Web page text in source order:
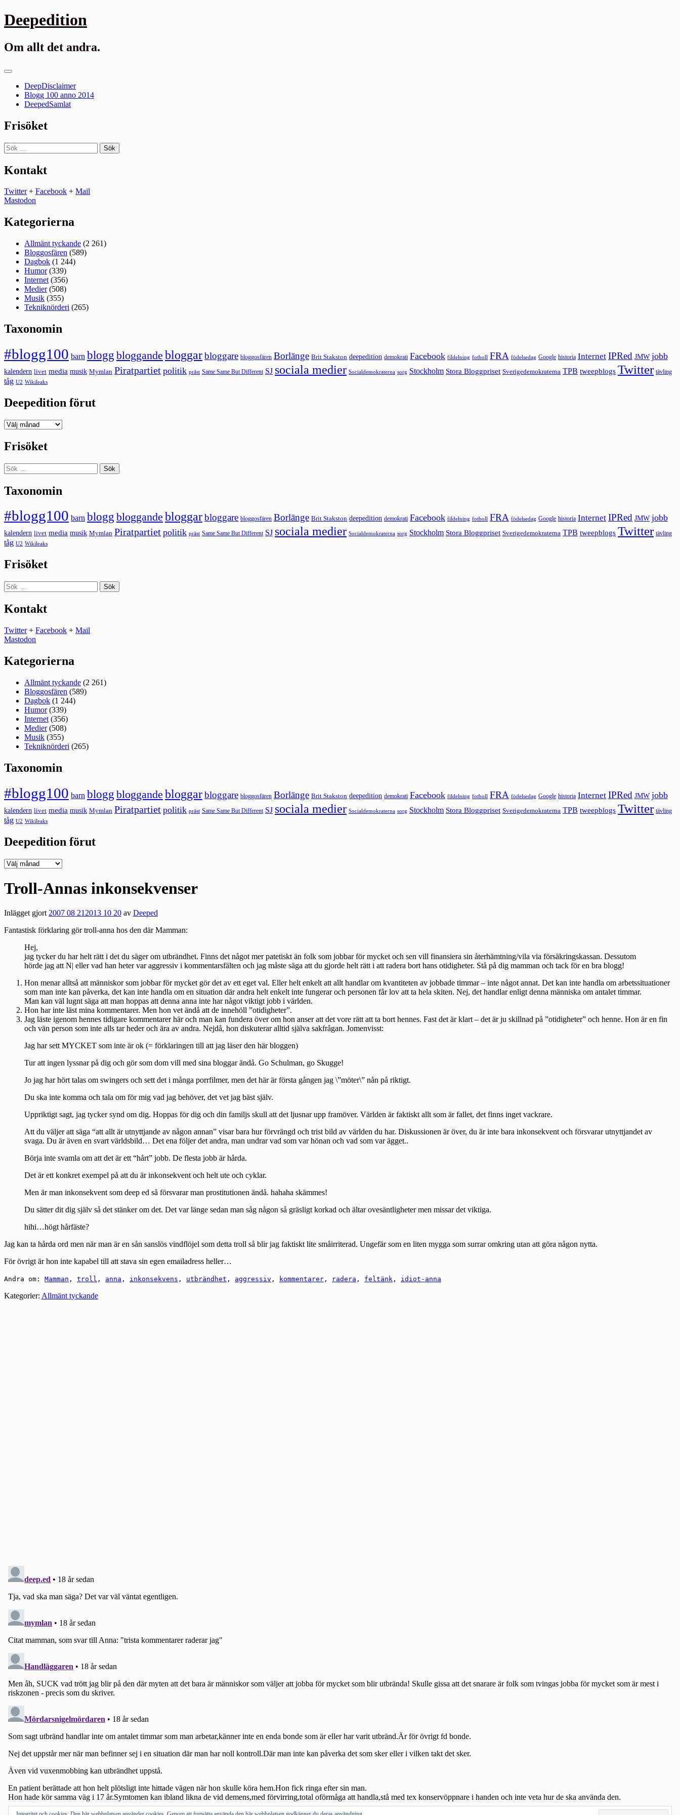
Gå
till
Deepedition
Om allt det andra.
Primär
DeepDisclaimer
Blogg 100 anno 2014
DeepedSamlat
Frisöket
Sök
efter:
Kontakt
Twitter+ Facebook + Mail
Mastodon
Kategorierna
Allmänt tyckande (2 261)
Bloggosfären (589)
Dagbok (1 244)
Humor(339)
Internet (356)
Medier(508)
Musik (355)
Tekniknörderi (265)
Taxonomin
#blogg100 barn blogg bloggande bloggarbloggare bloggosfären Borlänge Brit Stakston deepedition demokrati Facebook fildelning fotboll FRA födelsedag Google historia Internet IPRed JMW jobb
kalendern livet media musik Mymlan Piratpartiet politik präst Same Same But Different SJ sociala medier Socialdemokraterna sorg Stockholm Stora Bloggpriset Sverigedemokraterna TPB tweepblogs Twitter tävling
tåg U2 Wikileaks
Deepedition förut
Deepedition
Frisöket
Sök
efter:
Taxonomin
#blogg100 barn blogg bloggande bloggarbloggare bloggosfären Borlänge Brit Stakston deepedition demokrati Facebook fildelning fotboll FRA födelsedag Google historia Internet IPRed JMW jobb
kalendern livet media musik Mymlan Piratpartiet politik präst Same Same But Different SJ sociala medier Socialdemokraterna sorg Stockholm Stora Bloggpriset Sverigedemokraterna TPB tweepblogs Twitter tävling
tåg U2 Wikileaks
Frisöket
Sök
efter:
Kontakt
Twitter+ Facebook + Mail
Mastodon
Kategorierna
Allmänt tyckande (2 261)
Bloggosfären (589)
Dagbok (1 244)
Humor(339)
Internet (356)
Medier(508)
Musik (355)
Tekniknörderi (265)
Taxonomin
#blogg100 barn blogg bloggande bloggarbloggare bloggosfären Borlänge Brit Stakston deepedition demokrati Facebook fildelning fotboll FRA födelsedag Google historia Internet IPRed JMW jobb
kalendern livet media musik Mymlan Piratpartiet politik präst Same Same But Different SJ sociala medier Socialdemokraterna sorg Stockholm Stora Bloggpriset Sverigedemokraterna TPB tweepblogs Twitter tävling
tåg U2 Wikileaks
Deepedition förut
Deepedition
Troll-Annas inkonsekvenser
Inlägget gjort2007 08 212013 10 20 av Deeped
Fantastisk förklaring görtroll-anna hos den där Mamman:
Hej,
jag tycker du har helt rätt i det du säger om utbrändhet. Finns det något mer patetiskt än folk som jobbar för mycket och sen vill finansiera sin återhämtning/vila via försäkringskassan. Dessutom
hörde jag att N| eller vad han heter var aggressiv i kommentarsfälten och jag måste säga att du gjorde helt rätt i att radera bort hans otidigheter. Stå på dig mamman och tack för en bra blogg!
Hon menar alltså att människor som jobbar för mycket gör det av ett eget val. Eller helt enkelt att allt handlar om kvantiteten av jobbade timmar – inte något annat. Det kan inte handla om arbetssituationer
som man inte kan påverka, det kan inte handla om en situation där andra helt enkelt inte fungerar och personen får lov att ta hela skiten. Nej, det handlar enligt denna människa om antalet timmar.
Man kan väl lugnt säga att man hoppas att denna anna inte har något viktigt jobb i världen.
Hon har inte läst mina kommentarer. Men hon vet ändå att de innehöll ”otidigheter”.
Jag läste igenom hennes tidigare kommentarer här och man kan fundera över om hon anser att det vore rätt att ta bort hennes. Fast det är klart – det är ju skillnad på ”otidigheter” och henne. Hon är en fin
och vän person som inte alls tar heder och ära av andra. Nejdå, hon diskuterar alltid själva sakfrågan. Jomenvisst:
Jag har sett MYCKET som inte är ok (= förklaringen till att jag läser den här bloggen)
Tur att ingen lyssnar på dig och gör som dom vill med sina bloggar ändå. Go Schulman, go Skugge!
Jo jag har hört talas om swingers och sett det i många porrfilmer, men det här är första gången jag \”möter\” nån på riktigt.
Du ska inte komma och tala om för mig vad jag behöver, det vet jag bäst själv.
Uppriktigt sagt, jag tycker synd om dig. Hoppas för dig och din familjs skull att det ljusnar upp framöver. Världen är faktiskt allt som är fallet, det finns inget vackrare.
Att du väljer att säga “att allt är utnyttjande av någon annan” visar bara hur förvrängd och trist bild av världen du har. Diskussionen är över, du är inte bara inkonsekvent och försvarar utnyttjandet av
svaga. Du är även en svart världsbild… Det ena följer det andra, man undrar vad som var hönan och vad som var ägget..
Börja inte svamla om att det är ett “hårt” jobb. De flesta jobb är hårda.
Det är ett konkret exempel på att du är inkonsekvent och helt ute och cyklar.
Men är man inkonsekvent som deep ed så försvarar man prostitutionen ändå. hahaha skämmes!
Du sätter dit dig själv så det stänker om det. Det var länge sedan man såg någon så gräsligt korkad och ältar ovesäntligheter men missar det viktiga.
hihi…högt hårfäste?
Jag kan ta hårda ord men när man är en sån sanslös vindflöjel som detta troll så blir jag faktiskt lite småirriterad. Ungefär som en liten mygga som surrar omkring utan att göra någon nytta.
För övrigt är hon inte kapabel till att stava sin egen emailadress heller…
Andra om: Mamman , troll , anna , inkonsekvens , utbrändhet , aggressiv , kommentarer , radera , feltänk , idiot-anna
Kategorier: Allmänt tyckande